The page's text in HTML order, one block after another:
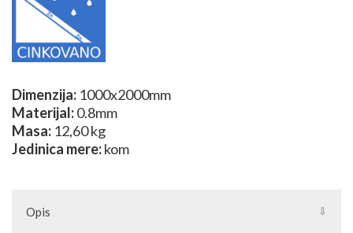
Dimenzija: 1000x2000mm
Materijal:0.8mm
Masa: 12,60 kg
Jedinica mere:kom
Opis